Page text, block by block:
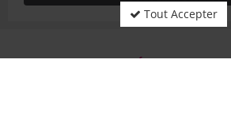
NOS COORDONNÉES
Tout Accepter